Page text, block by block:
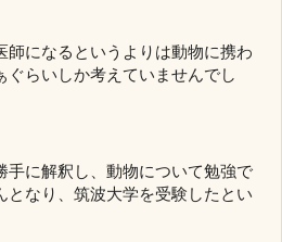
師になるというよりは動物に携わ
ぐらいしか考えていませんでし
に解釈し、動物について勉強で
となり、筑波大学を受験したとい